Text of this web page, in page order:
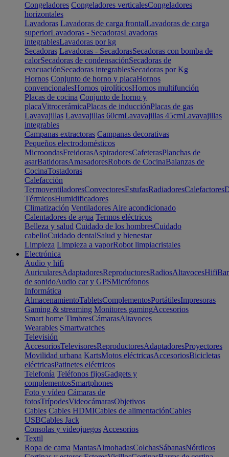
Congeladores Congeladores verticalesCongeladores
horizontales
Lavadoras Lavadoras de carga frontalLavadoras de carga
superiorLavadoras - SecadorasLavadoras
integrablesLavadoras por kg
Secadoras Lavadoras - SecadorasSecadoras con bomba de
calorSecadoras de condensaciónSecadoras de
evacuaciónSecadoras integrablesSecadoras por Kg
Hornos Conjunto de horno y placaHornos
convencionalesHornos pirolíticosHornos multifunción
Placas de cocina Conjunto de horno y
placaVitrocerámicaPlacas de inducciónPlacas de gas
Lavavajillas Lavavajillas 60cmLavavajillas 45cmLavavajillas
integrables
Campanas extractoras Campanas decorativas
Pequeños electrodomésticos
MicroondasFreidorasAspiradoresCafeterasPlanchas de
asarBatidorasAmasadoresRobots de CocinaBalanzas de
CocinaTostadoras
Calefacción
TermoventiladoresConvectoresEstufasRadiadoresCalefactores
TérmicosHumidificadores
Climatización Ventiladores Aire acondicionado
Calentadores de agua Termos eléctricos
Belleza y salud Cuidado de los hombresCuidado
cabelloCuidado dentalSalud y bienestar
Limpieza Limpieza a vaporRobot limpiacristales
Electrónica
Audio y hifi
AuricularesAdaptadoresReproductoresRadiosAltavocesHifi
de sonidoAudio car y GPSMicrófonos
Informática
AlmacenamientoTabletsComplementosPortátilesImpresoras
Gaming & streaming Monitores gamingAccesorios
Smart home TimbresCámarasAltavoces
Wearables Smartwatches
Televisión
AccesoriosTelevisoresReproductoresAdaptadoresProyectores
Movilidad urbana KartsMotos eléctricasAccesoriosBicicletas
eléctricasPatinetes eléctricos
Telefonía Teléfonos fijosGadgets y
complementosSmartphones
Foto y vídeo Cámaras de
fotosTrípodesVideocámarasObjetivos
Cables Cables HDMICables de alimentaciónCables
USBCables Jack
Consolas y videojuegos Accesorios
Textil
Ropa de cama MantasAlmohadasColchasSábanasNórdicos